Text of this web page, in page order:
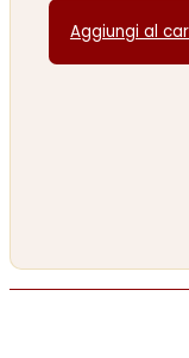
Aggiungi al